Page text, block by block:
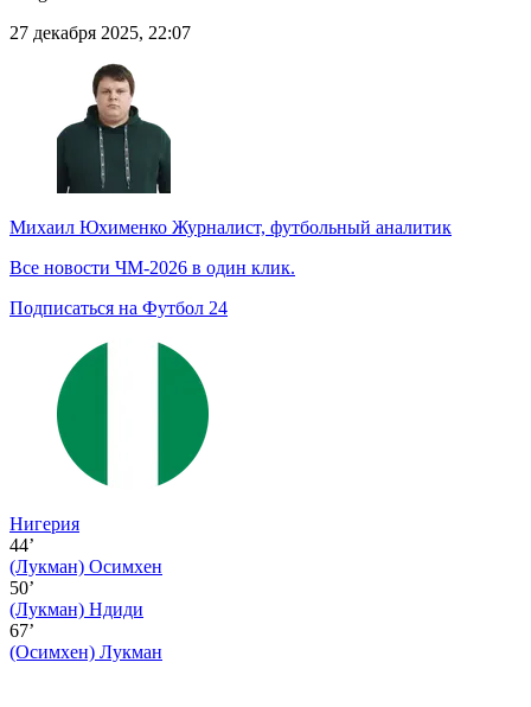
27 декабря 2025, 22:07
Михаил Юхименко Журналист, футбольный аналитик
Все новости ЧМ-2026 в один клик.
Подписаться на Футбол 24
Нигерия
44’
(Лукман) Осимхен
50’
(Лукман) Ндиди
67’
(Осимхен) Лукман